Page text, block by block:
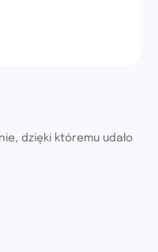
dzięki któremu udało